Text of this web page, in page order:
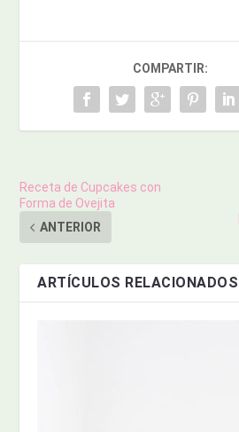
COMPARTIR:
Receta de Cupcakes con
Forma de Ovejita
ANTERIOR
ARTÍCULOS RELACIONADOS